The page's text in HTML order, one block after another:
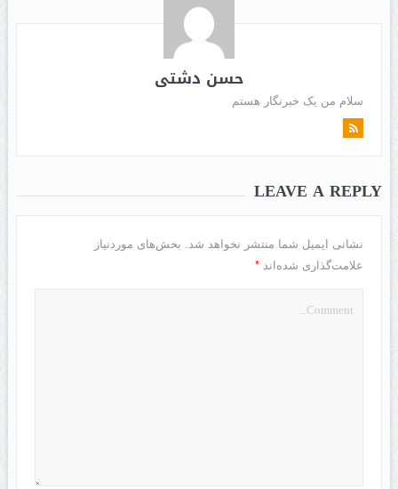
حسن دشتی
سلام من یک خبرنگار هستم
LEAVE A REPLY
نشانی ایمیل شما منتشر نخواهد شد.
بخش‌های موردنیاز
علامت‌گذاری شده‌اند *